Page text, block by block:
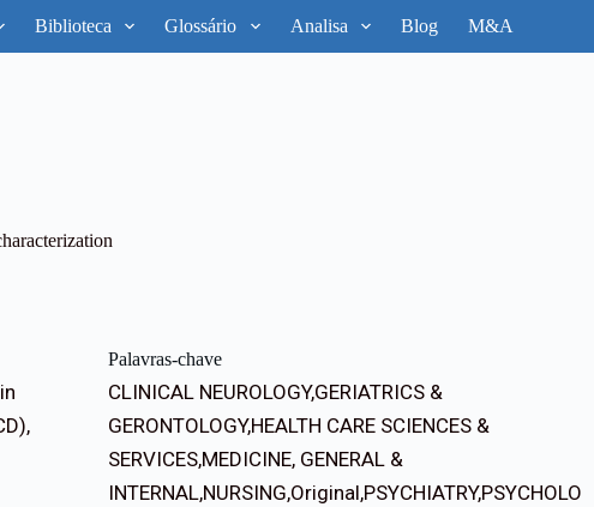
Biblioteca Glossário Analisa Blog M&A
Palavras-chave
CLINICAL NEUROLOGY,GERIATRICS &
GERONTOLOGY,HEALTH CARE SCIENCES &
SERVICES,MEDICINE, GENERAL &
INTERNAL,NURSING,Original,PSYCHIATRY,PSYCHOLO